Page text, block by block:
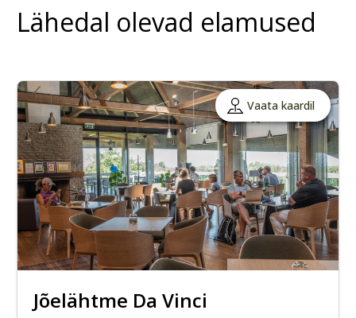
Lähedal olevad elamused
Vaata kaardil
Jõelähtme Da Vinci